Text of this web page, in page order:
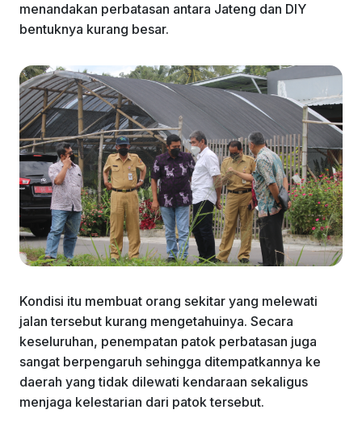
menandakan perbatasan antara Jateng dan DIY
bentuknya kurang besar.
Kondisi itu membuat orang sekitar yang melewati
jalan tersebut kurang mengetahuinya. Secara
keseluruhan, penempatan patok perbatasan juga
sangat berpengaruh sehingga ditempatkannya ke
daerah yang tidak dilewati kendaraan sekaligus
menjaga kelestarian dari patok tersebut.